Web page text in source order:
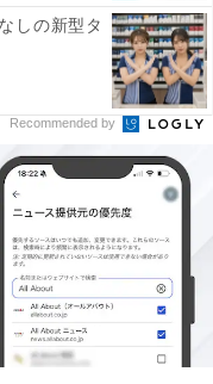
しの新型タ
Recommended by